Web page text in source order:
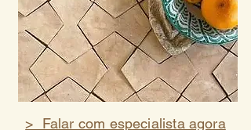
> Falar com especialista agora